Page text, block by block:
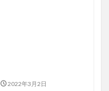
2022年3月2日